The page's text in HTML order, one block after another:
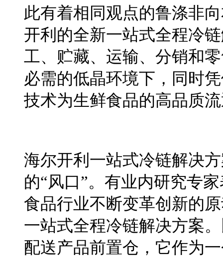
此有着相同观点的鲁涤非
开利的全新一站式全程冷
工、贮藏、运输、分销和
必需的低晶环境下，同时
技术为生鲜食品的高品质
海尔开利一站式冷链解决
的“风口”。有业内研究专
食品行业不断变革创新的
一站式全程冷链解决方案
配送产品前置仓，它作为